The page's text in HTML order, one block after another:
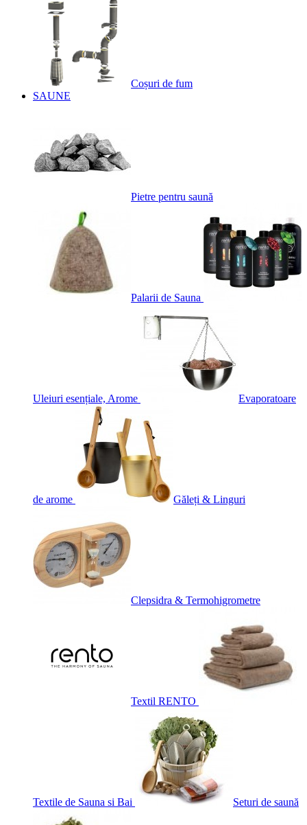
Coșuri de fum
SAUNE
Pietre pentru saună
Palarii de Sauna
Uleiuri esențiale, Arome Evaporatoare
de arome Găleți & Linguri
Clepsidra & Termohigrometre
Textil RENTO
Textile de Sauna si Bai Seturi de saună